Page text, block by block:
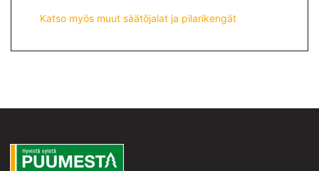
Katso myös muut säätöjalat ja pilarikengät